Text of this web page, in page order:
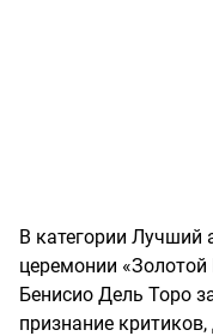
В категории Лучший
церемонии «Золотой
Бенисио Дель Торо
признание